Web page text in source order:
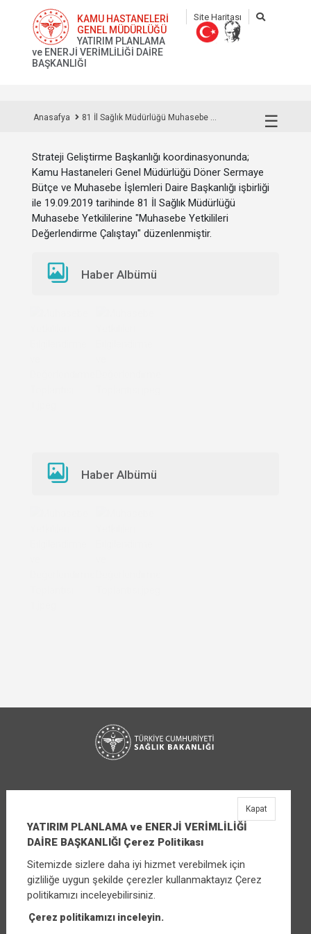
KAMU HASTANELERİ
GENEL MÜDÜRLÜĞÜ
YATIRIM PLANLAMA
ve ENERJİ VERİMLİLİĞİ DAİRE
BAŞKANLIĞI
Site Haritası
☰
Anasafya 81 İl Sağlık Müdürlüğü Muhasebe ...
Strateji Geliştirme Başkanlığı koordinasyonunda;
Kamu Hastaneleri Genel Müdürlüğü Döner Sermaye
Bütçe ve Muhasebe İşlemleri Daire Başkanlığı işbirliği
ile 19.09.2019 tarihinde 81 İl Sağlık Müdürlüğü
Muhasebe Yetkililerine "Muhasebe Yetkilileri
Değerlendirme Çalıştayı" düzenlenmiştir.
Haber Albümü
Haber Albümü
YATIRIM PLANLAMA ve ENERJİ VERİMLİLİĞİ
DAİRE BAŞKANLIĞI
Üniversiteler Mahallesi Şehit Mehmet Bayraktar
Caddesi No:3 Çankaya/Ankara
YATIRIM PLANLAMA ve ENERJİ VERİMLİLİĞİ
DAİRE BAŞKANLIĞI Çerez Politikası
Sitemizde sizlere daha iyi hizmet verebilmek için
gizliliğe uygun şekilde çerezler kullanmaktayız Çerez
politikamızı inceleyebilirsiniz.
Çerez politikamızı inceleyin.
Kapat